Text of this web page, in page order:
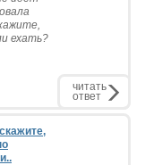
ехать?
читать
ответ